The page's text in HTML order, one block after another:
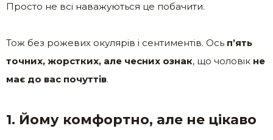
Просто не всі наважуються це побачити.
Тож без рожевих окулярів і сентиментів. Ось п’ять
точних, жорстких, але чесних ознак, що чоловік не
має до вас почуттів.
1. Йому комфортно, але не цікаво